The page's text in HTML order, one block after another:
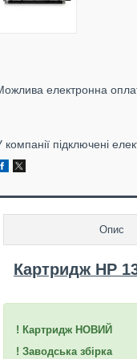
компанії підключені
Опис
Картридж HP
! Картридж НОВИЙ
! Заводська збірка